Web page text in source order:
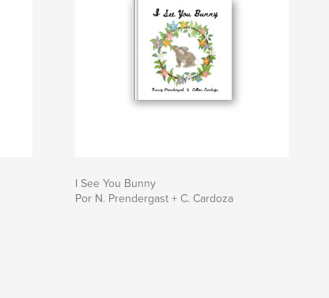
I See You Bunny
Por N. Prendergast + C. Cardoza